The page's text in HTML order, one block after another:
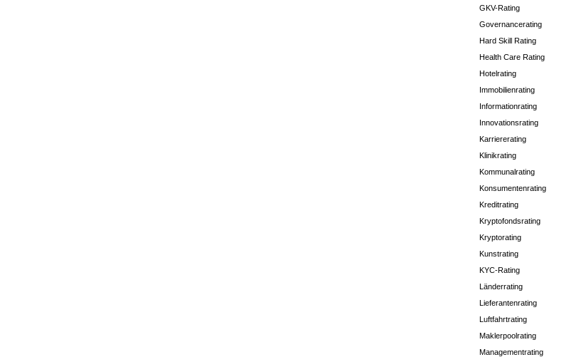
GKV-Rating
Governancerating
Hard Skill Rating
Health Care Rating
Hotelrating
Immobilienrating
Informationrating
Innovationsrating
Karriererating
Klinikrating
Kommunalrating
Konsumentenrating
Kreditrating
Kryptofondsrating
Kryptorating
Kunstrating
KYC-Rating
Länderrating
Lieferantenrating
Luftfahrtrating
Maklerpoolrating
Managementrating